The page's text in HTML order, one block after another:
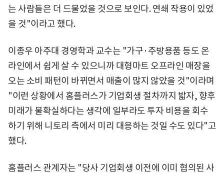
는 사람들은 더 드물었을 것으로 보인다. 연쇄 작용이 있었
을 것"이라고 했다.
이종우 아주대 경영학과 교수는 "가구·주방용품 등도 온
라인에서 쉽게 살 수 있으니까 대형마트 오프라인 매장을
오는 소비 패턴이 바뀌면서 매출이 많지 않았을 것"이라며
"이런 상황에서 홈플러스가 기업회생 절차까지 밟자, 향후
미래가 불확실하다는 생각에 일부라도 투자 비용을 회수
하기 위해 니토리 측에서 미리 대응하는 것일 수도 있다"고
했다.
홈플러스 관계자는 "당사 기업회생 이전에 이미 협의된 사